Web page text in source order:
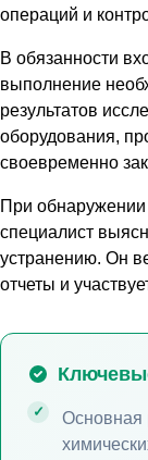
операций и
В обязанности
выполнение
результатов
оборудования,
своевременно
При обнаружении
специалист
устранению. Он
отчеты и
Основная